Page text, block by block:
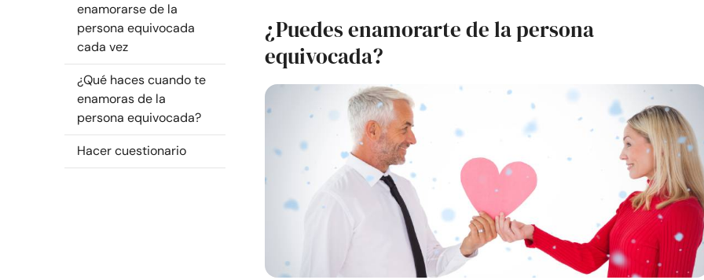
enamorarse de la
persona equivocada
cada vez
¿Qué haces cuando te
enamoras de la
persona equivocada?
Hacer cuestionario
¿Puedes enamorarte de la persona
equivocada?